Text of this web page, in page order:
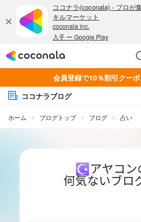
会員登録で10％割引クーポ
ココナラブログ
ホーム ブログトップ ブログ 占い